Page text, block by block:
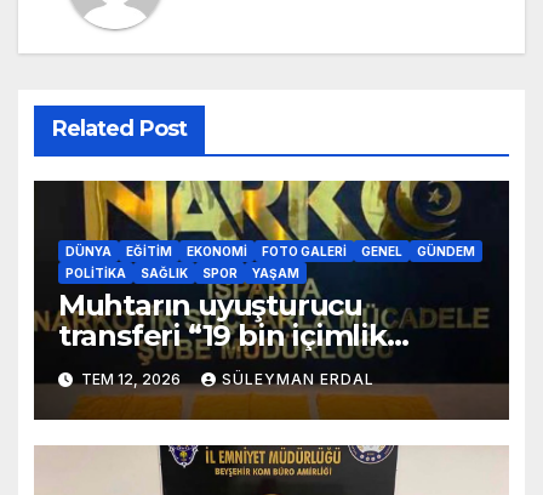
Related Post
DÜNYA EĞITIM EKONOMI FOTO GALERI GENEL
GÜNDEM
POLITIKA
SAĞLIK SPOR YAŞAM
Muhtarın uyuşturucu
transferi “19 bin içimlik
uyuşturucu ele geçirildi”
TEM 12, 2026 SÜLEYMAN ERDAL